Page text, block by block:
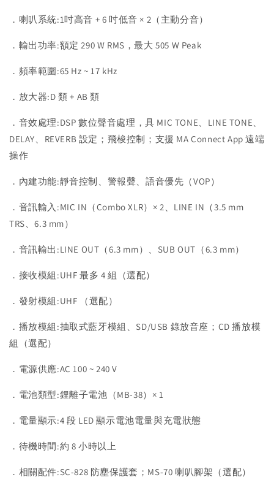
．喇叭系統:1吋高音 + 6 吋低音 × 2（主動分音）
．輸出功率:額定 290 W RMS，最大 505 W Peak
．頻率範圍:65 Hz ~ 17 kHz
．放大器:D 類 + AB 類
．音效處理:DSP 數位聲音處理，具 MIC TONE、LINE TONE、
DELAY、REVERB 設定；飛梭控制；支援 MA Connect App 遠端
操作
．內建功能:靜音控制、警報聲、語音優先（VOP）
．音訊輸入:MIC IN（Combo XLR）× 2、LINE IN（3.5 mm
TRS、6.3 mm）
．音訊輸出:LINE OUT（6.3 mm）、SUB OUT（6.3 mm）
．接收模組:UHF 最多 4 組（選配）
．發射模組:UHF （選配）
．播放模組:抽取式藍牙模組、SD/USB 錄放音座；CD 播放模
組（選配）
．電源供應:AC 100 ~ 240 V
．電池類型:鋰離子電池（MB-38）× 1
．電量顯示:4 段 LED 顯示電池電量與充電狀態
．待機時間:約 8 小時以上
．相關配件:SC-828 防塵保護套；MS-70 喇叭腳架（選配）